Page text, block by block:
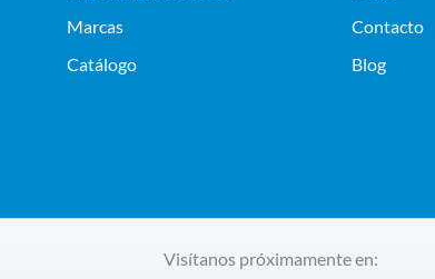
Marcas
Catálogo
Contacto
Blog
Visítanos próximamente en: